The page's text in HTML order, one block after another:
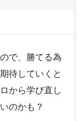
で、勝てる為
待していくと
から学び直し
のかも？